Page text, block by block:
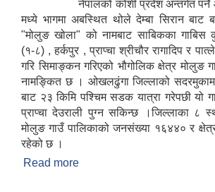
नेपालको कोशी प्रदेश अन्तर्गत पर्ने
मध्ये भागमा अबस्थित थोले देम्बा सिरान बाट
"मोलुङ खोला" को नामबाट साबिकका गाबिस
(१-८) , हर्कपुर , प्राप्चा श्रीचौर रागादिप र
गरि सिमाङ्कन गरिएको भौगोलिक क्षेत्र मोलुङ
नामङ्कित छ । ओखलढुंगा जिल्लाको
बाट २३ किमि पश्चिम सडक यात्रा गरेपछी यो
प्राप्चा देउराली पुग्न सकिन्छ ।जिल्लाका ८
मोलुङ गाउँ पालिकाको जनसंख्या १६४४० र
रहेको छ ।
Read more